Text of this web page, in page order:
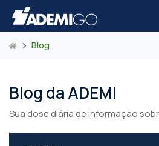
Blog
Blog da ADEMI
Sua dose diária de informação